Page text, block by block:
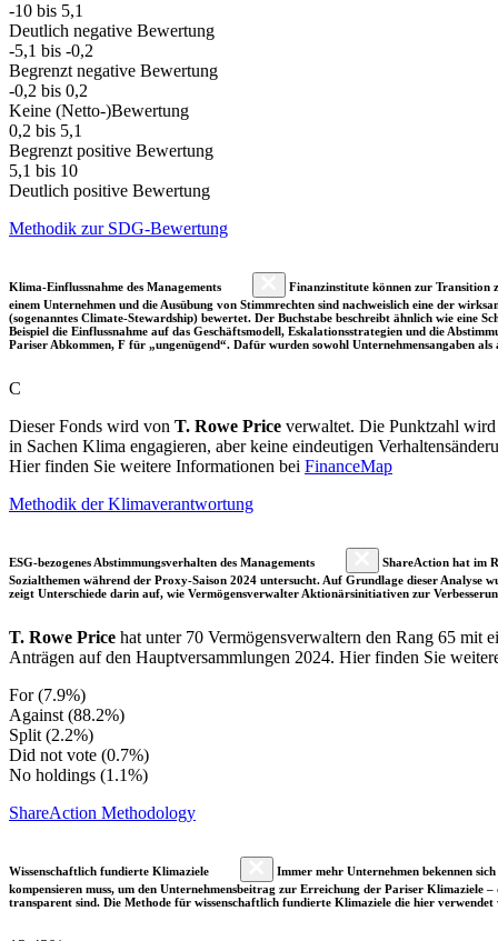
-10 bis 5,1
Deutlich negative Bewertung
-5,1 bis -0,2
Begrenzt negative Bewertung
-0,2 bis 0,2
Keine (Netto-)Bewertung
0,2 bis 5,1
Begrenzt positive Bewertung
5,1 bis 10
Deutlich positive Bewertung
Methodik zur SDG-Bewertung
Klima-Einflussnahme des Managements
Finanzinstitute können zur Transition
einem Unternehmen und die Ausübung von Stimmrechten sind nachweislich eine der
(sogenanntes Climate-Stewardship) bewertet. Der Buchstabe beschreibt ähnlich wie eine
Beispiel die Einflussnahme auf das Geschäftsmodell, Eskalationsstrategien und die
Pariser Abkommen, F für „ungenügend“. Dafür wurden sowohl Unternehmensangaben
C
Dieser Fonds wird von T. Rowe Price verwaltet. Die Punktzahl wird
in Sachen Klima engagieren, aber keine eindeutigen
Hier finden Sie weitere Informationen bei FinanceMap
Methodik der Klimaverantwortung
ESG-bezogenes Abstimmungsverhalten des Managements
ShareAction hat im
Sozialthemen während der Proxy-Saison 2024 untersucht. Auf Grundlage dieser Analyse
zeigt Unterschiede darin auf, wie Vermögensverwalter Aktionärsinitiativen zur
T. Rowe Price hat unter 70 Vermögensverwaltern den Rang 65 mit
Anträgen auf den Hauptversammlungen 2024. Hier finden Sie
For (7.9%)
Against (88.2%)
Split (2.2%)
Did not vote (0.7%)
No holdings (1.1%)
ShareAction Methodology
Wissenschaftlich fundierte Klimaziele
Immer mehr Unternehmen bekennen
kompensieren muss, um den Unternehmensbeitrag zur Erreichung der Pariser Klimaziele
transparent sind. Die Methode für wissenschaftlich fundierte Klimaziele die hier